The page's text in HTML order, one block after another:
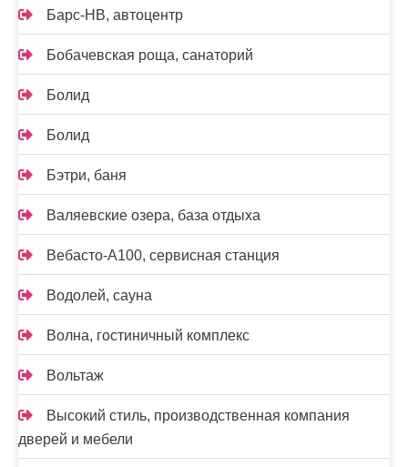
Барс-НВ, автоцентр
Бобачевская роща, санаторий
Болид
Болид
Бэтри, баня
Валяевские озера, база отдыха
Вебасто-А100, сервисная станция
Водолей, сауна
Волна, гостиничный комплекс
Вольтаж
Высокий стиль, производственная компания
дверей и мебели